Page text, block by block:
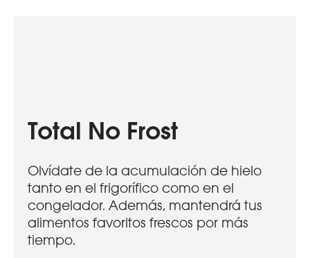
Total No Frost
Olvídate de la acumulación de hielo
tanto en el frigorífico como en el
congelador. Además, mantendrá tus
alimentos favoritos frescos por más
tiempo.